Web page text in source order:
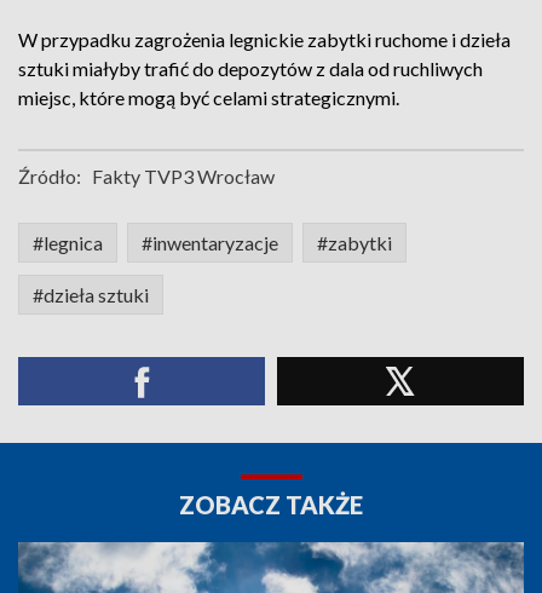
W przypadku zagrożenia legnickie zabytki ruchome i dzieła
sztuki miałyby trafić do depozytów z dala od ruchliwych
miejsc, które mogą być celami strategicznymi.
Źródło: Fakty TVP3 Wrocław
#legnica #inwentaryzacje #zabytki
#dzieła sztuki
ZOBACZ TAKŻE